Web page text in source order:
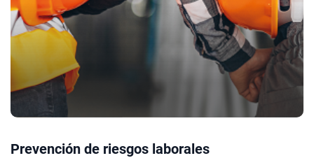
Prevención de riesgos laborales